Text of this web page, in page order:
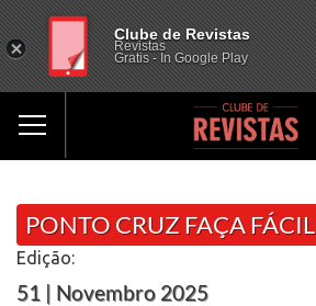
PONTO CRUZ FAÇA FÁCIL
Edição:
51 | Novembro 2025
Clube de Revistas
Revistas
Gratis - In Google Play